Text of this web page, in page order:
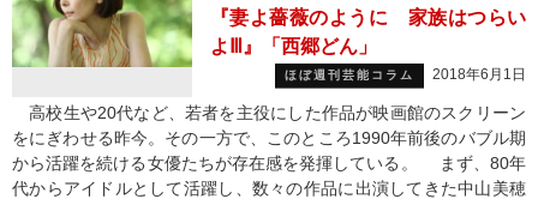
『妻よ薔薇のように 家族はつらい
よⅢ』「西郷どん」
ほぼ週刊芸能コラム 2018年6月1日
高校生や20代など、若者を主役にした作品が映画館のスクリーン
をにぎわせる昨今。その一方で、このところ1990年前後のバブル期
から活躍を続ける女優たちが存在感を発揮している。 まず、80年
代からアイドルとして活躍し、数々の作品に出演してきた中山美穂